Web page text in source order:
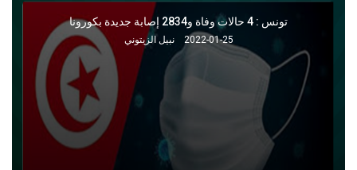
على خلفية الإضراب : استدعاء منظوري جامعة البريد إلى مراكز الأمن
2022-01-25 نبيل الزيتوني